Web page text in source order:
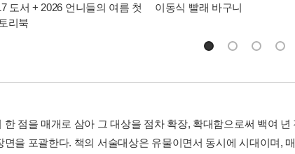
도서 + 2026 언니들의 여름 첫
리북
이동식 빨래 바구니
한 점을 매개로 삼아 그 대상을 점차 확장, 확대함으로써 백여
면을 포괄한다. 책의 서술대상은 유물이면서 동시에 시대이며,